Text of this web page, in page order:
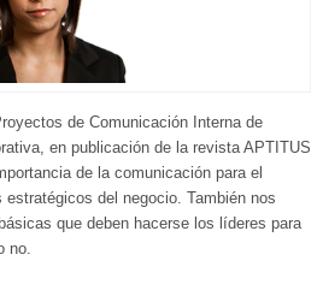
de Comunicación Interna de
en publicación de la revista APTITUS
de la comunicación para el
del negocio. También nos
que deben hacerse los líderes para
no.